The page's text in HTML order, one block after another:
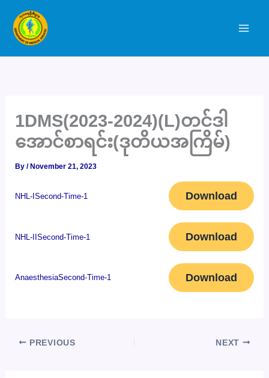
content
1DMS(2023-2024)(L)တင်ဒါ
အောင်စာရင်း(ဒုတိယအကြိမ်)
By/ November 21, 2023
NHL-ISecond-Time-1 Download
NHL-IISecond-Time-1 Download
AnaesthesiaSecond-Time-1 Download
PREVIOUS NEXT